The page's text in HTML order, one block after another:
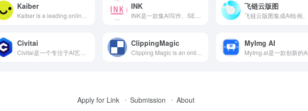
Kaiber INK 飞链云版图
Civitai
Civitai是一个专注于AI艺术资源分享和发现的平台，用户可以上传和下载各种AI绘画模型，参与社区互动，探索AI艺术创作的无限可能。
ClippingMagic MyImg AI
Apply for Link Submission About